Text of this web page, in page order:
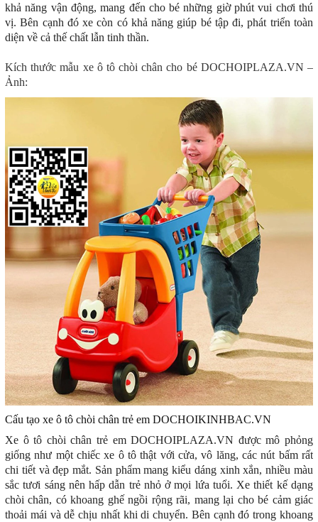
khả năng vận động, mang đến cho bé những giờ phút vui chơi thú
vị. Bên cạnh đó xe còn có khả năng giúp bé tập đi, phát triển toàn
diện về cả thế chất lẫn tinh thần.
Kích thước mẫu xe ô tô chòi chân cho bé DOCHOIPLAZA.VN –
Ảnh:
Cấu tạo xe ô tô chòi chân trẻ em DOCHOIKINHBAC.VN
Xe ô tô chòi chân trẻ em DOCHOIPLAZA.VN được mô phỏng
giống như một chiếc xe ô tô thật với cửa, vô lăng, các nút bấm rất
chi tiết và đẹp mắt. Sản phẩm mang kiểu dáng xinh xắn, nhiều màu
sắc tươi sáng nên hấp dẫn trẻ nhỏ ở mọi lứa tuổi. Xe thiết kế dạng
chòi chân, có khoang ghế ngồi rộng rãi, mang lại cho bé cảm giác
thoải mái và dễ chịu nhất khi di chuyển. Bên cạnh đó trong khoang